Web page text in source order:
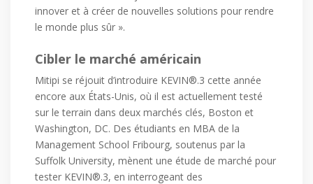
innover et à créer de nouvelles solutions pour rendre
le monde plus sûr ».
Cibler le marché américain
Mitipi se réjouit d’introduire KEVIN®.3 cette année
encore aux États-Unis, où il est actuellement testé
sur le terrain dans deux marchés clés, Boston et
Washington, DC. Des étudiants en MBA de la
Management School Fribourg, soutenus par la
Suffolk University, mènent une étude de marché pour
tester KEVIN®.3, en interrogeant des